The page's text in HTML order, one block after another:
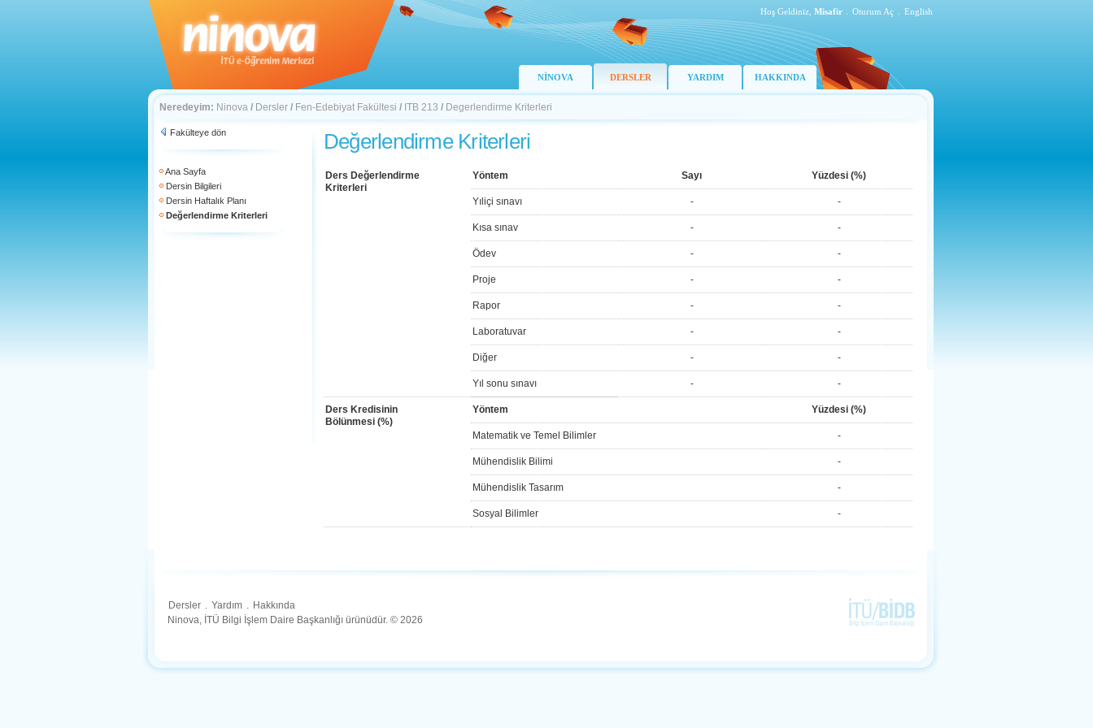
Hoş Geldiniz, Misafir Oturum Aç English
NİNOVA DERSLER YARDIM HAKKINDA
Neredeyim: Ninova / Dersler / Fen-Edebiyat Fakültesi / ITB 213 / Degerlendirme Kriterleri
Fakülteye dön
Ana Sayfa
Dersin Bilgileri
Dersin Haftalık Planı
Değerlendirme Kriterleri
Değerlendirme Kriterleri
Ders Değerlendirme
Kriterleri
Yöntem Sayı Yüzdesi (%)
Yıliçi sınavı - -
Kısa sınav - -
Ödev - -
Proje - -
Rapor - -
Laboratuvar - -
Diğer - -
Yıl sonu sınavı - -
Ders Kredisinin
Bölünmesi (%)
Yöntem Yüzdesi (%)
Matematik ve Temel Bilimler -
Mühendislik Bilimi -
Mühendislik Tasarım -
Sosyal Bilimler -
Dersler . Yardım . Hakkında
Ninova, İTÜ Bilgi İşlem Daire Başkanlığı ürünüdür. © 2026